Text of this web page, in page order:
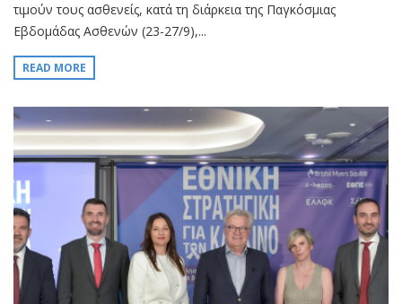
τιμούν τους ασθενείς, κατά τη διάρκεια της Παγκόσμιας
Εβδομάδας Ασθενών (23-27/9),...
READ MORE